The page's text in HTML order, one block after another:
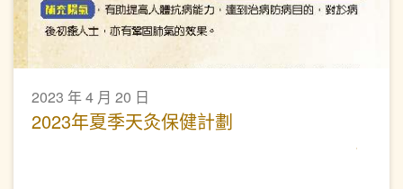
2023 年 4 月 20 日
2023年夏季天灸保健計劃